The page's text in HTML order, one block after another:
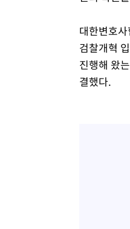
대한변호
검찰개혁
진행해 왔
결했다.